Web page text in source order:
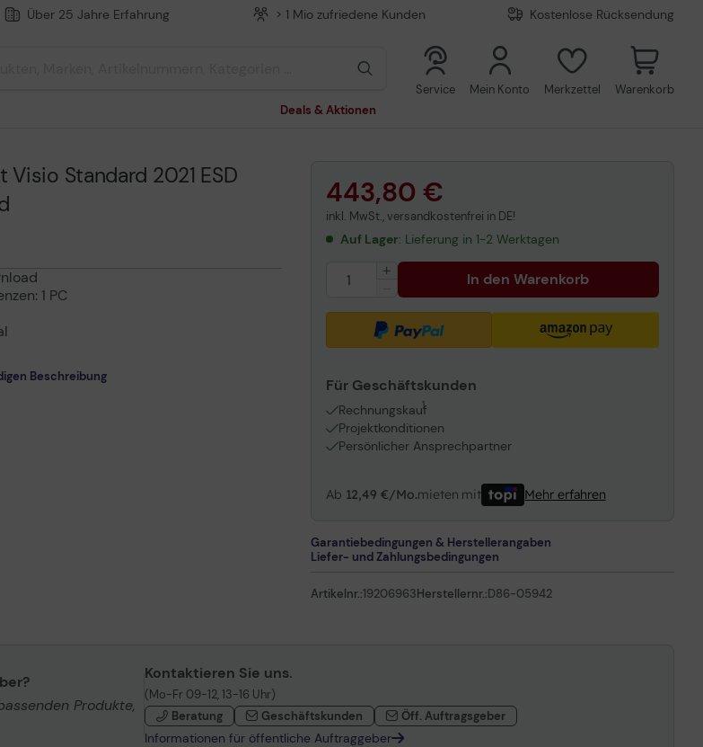
Über 25 Jahre Erfahrung > 1 Mio zufriedene Kunden Kostenlose Rücksendung
Deals & Aktionen
Service Mein Konto Merkzettel Warenkorb
Visio Standard 2021 ESD
1 PC
Beschreibung
443,80 €
inkl. MwSt., versandkostenfrei in DE!
Auf Lager: Lieferung in 1-2 Werktagen
In den Warenkorb
Für Geschäftskunden
Rechnungskauf
1
Projektkonditionen
Persönlicher Ansprechpartner
Ab 12,49 €/Mo.mieten mit Mehr erfahren
Garantiebedingungen & Herstellerangaben
Liefer- und Zahlungsbedingungen
Artikelnr.:19206963Herstellernr.:D86-05942
Produkte,
Kontaktieren Sie uns.
(Mo-Fr 09-12, 13-16 Uhr)
Beratung
Geschäftskunden Öff. Auftragsgeber
Informationen für öffentliche Auftraggeber